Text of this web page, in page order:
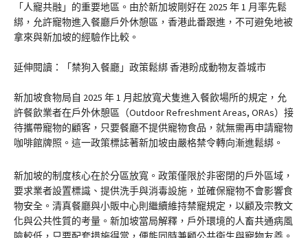
「人寵共融」的重要地區。由於新加坡剛好在 2025 年 1 月率先鬆
綁，允許寵物進入餐廳戶外休憩區，香港此番跟進，不可避免地被
拿來與新加坡的經驗作比較。
延伸閱讀：「禁狗入餐廳」政策鬆綁 香港盼成動物友善城市
新加坡食物局自 2025 年 1 月起放寬犬隻進入餐飲場所的規定，允
許餐飲業者在戶外休憩區（Outdoor Refreshment Areas, ORAs）接
待攜帶寵物的顧客，只要餐廳不提供寵物食品，就無需再申請寵物
咖啡館牌照。這一政策標誌著新加坡由嚴格禁令轉向漸進鬆綁。
新加坡的制度核心在於分區放寬。政策僅限於非密閉的戶外區域，
要求業者設置標識、提供洗手與消毒設施，並確保寵物不會影響食
物安全。清真餐廳與小販中心則繼續維持禁寵規定，以顧及宗教文
化與公共性質的考量。新加坡當局解釋，戶外環境的人畜共通病風